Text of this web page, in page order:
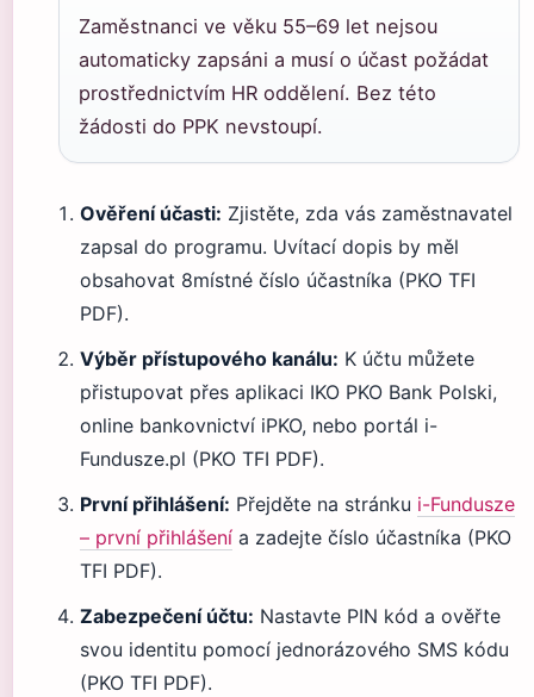
Zaměstnanci ve věku 55–69 let nejsou
automaticky zapsáni a musí o účast požádat
prostřednictvím HR oddělení. Bez této
žádosti do PPK nevstoupí.
Ověření účasti: Zjistěte, zda vás zaměstnavatel
zapsal do programu. Uvítací dopis by měl
obsahovat 8místné číslo účastníka (PKO TFI
PDF).
Výběr přístupového kanálu: K účtu můžete
přistupovat přes aplikaci IKO PKO Bank Polski,
online bankovnictví iPKO, nebo portál i-
Fundusze.pl (PKO TFI PDF).
První přihlášení: Přejděte na stránku i-Fundusze
– první přihlášení a zadejte číslo účastníka (PKO
TFI PDF).
Zabezpečení účtu: Nastavte PIN kód a ověřte
svou identitu pomocí jednorázového SMS kódu
(PKO TFI PDF).